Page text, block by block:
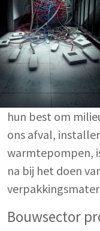
hun best om
ons afval,
warmtepompen,
na bij het doen
Bouwsector